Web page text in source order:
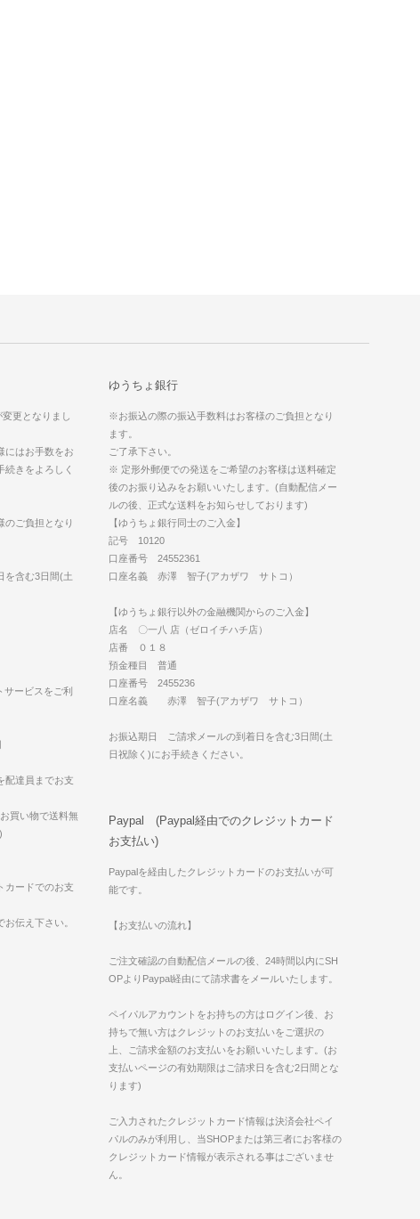
更となりまし
にはお手数をお
きをよろしく
ご負担となり
含む3日間(土
ゆうちょ銀行
※お振込の際の振込手数料はお客様のご負担となり
ます。
ご了承下さい。
※ 定形外郵便での発送をご希望のお客様は送料確定
後のお振り込みをお願いいたします。(自動配信メー
ルの後、正式な送料をお知らせしております)
【ゆうちょ銀行同士のご入金】
記号 10120
口座番号 24552361
口座名義 赤澤 智子(アカザワ サトコ）
【ゆうちょ銀行以外の金融機関からのご入金】
店名 〇一八 店（ゼロイチハチ店）
店番 ０１８
預金種目 普通
口座番号 2455236
口座名義 赤澤 智子(アカザワ サトコ）
お振込期日 ご請求メールの到着日を含む3日間(土
日祝除く)にお手続きください。
ービスをご利
達員までお支
買い物で送料無
カードでのお支
お伝え下さい。
Paypal (Paypal経由でのクレジットカード
お支払い)
Paypalを経由したクレジットカードのお支払いが可
能です。
【お支払いの流れ】
ご注文確認の自動配信メールの後、24時間以内にSH
OPよりPaypal経由にて請求書をメールいたします。
ペイパルアカウントをお持ちの方はログイン後、お
持ちで無い方はクレジットのお支払いをご選択の
上、ご請求金額のお支払いをお願いいたします。(お
支払いページの有効期限はご請求日を含む2日間とな
ります)
ご入力されたクレジットカード情報は決済会社ペイ
パルのみが利用し、当SHOPまたは第三者にお客様の
クレジットカード情報が表示される事はございませ
ん。